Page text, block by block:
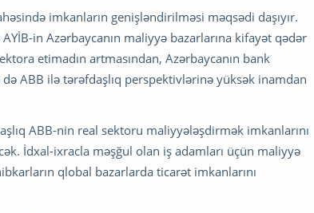
imkanların genişləndirilməsi məqsədi daşıyır.
in Azərbaycanın maliyyə bazarlarına kifayət qədər
etimadın artmasından, Azərbaycanın bank
ABB ilə tərəfdaşlıq perspektivlərinə yüksək inamdan
ABB-nin real sektoru maliyyələşdirmək imkanlarını
İdxal-ixracla məşğul olan iş adamları üçün maliyyə
qlobal bazarlarda ticarət imkanlarını